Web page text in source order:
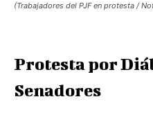
(Trabajadores del PJF en protesta /
Protesta por
Senadores